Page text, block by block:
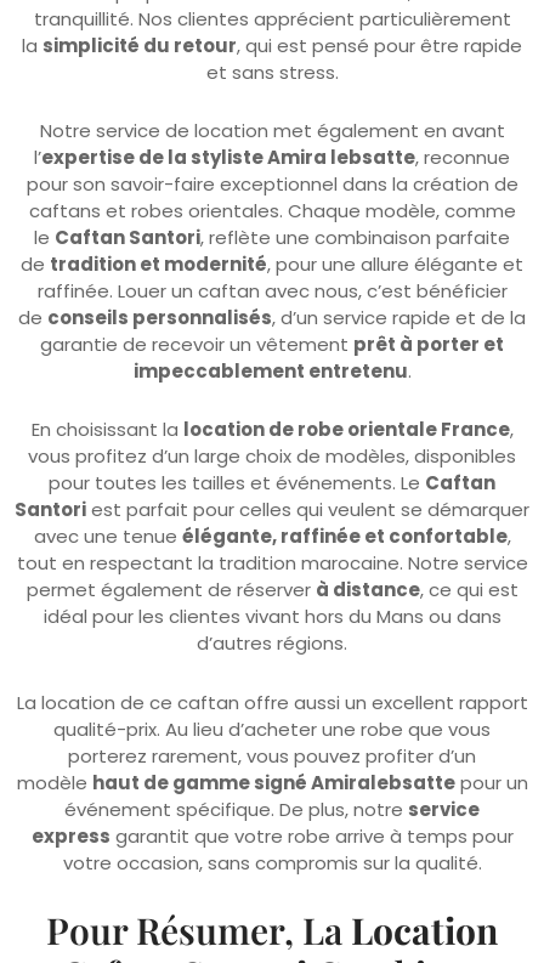
et sans stress.
Notre service de location met également en avant
pour son savoir-faire exceptionnel dans la création de
caftans et robes orientales. Chaque modèle, comme
leCaftan Santori, reflète une combinaison parfaite
detradition et modernité, pour une allure élégante et
raffinée. Louer un caftan avec nous, c’est bénéficier
de conseils personnalisés, d’un service rapide et de la
garantie de recevoir un vêtementprêt à porter et
impeccablement entretenu.
En choisissant lalocation de robe orientale France
pour toutes les tailles et événements. LeCaftan
Santoriest parfait pour celles qui veulent se démarquer
avec une tenueélégante, raffinée et confortable
tout en respectant la tradition marocaine. Notre service
permet également de réserverà distance, ce qui est
idéal pour les clientes vivant hors du Mans ou dans
d’autres régions.
La location de ce caftan offre aussi un excellent rapport
porterez rarement, vous pouvez profiter d’un
modèlehaut de gamme signé Amiralebsattepour un
événement spécifique. De plus, notreservice
expressgarantit que votre robe arrive à temps pour
votre occasion, sans compromis sur la qualité.
Pour Résumer, LaLocation
Caftan SantoriCombine :